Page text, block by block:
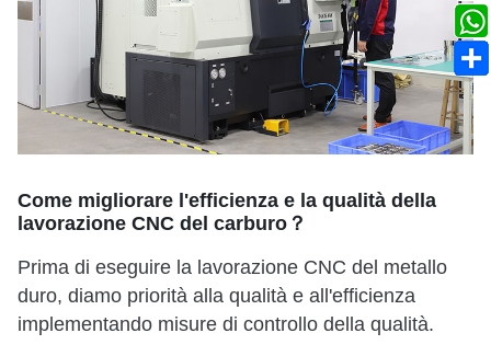
Come migliorare l'efficienza e la qualità della
lavorazione CNC del carburo？
Prima di eseguire la lavorazione CNC del metallo
duro, diamo priorità alla qualità e all'efficienza
implementando misure di controllo della qualità.